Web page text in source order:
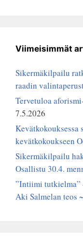
Viimeisimmät
Sikermäkilpailu
raadin
Tervetuloa
7.5.2026
Kevätkokouksessa
kevätkokoukseen
Sikermäkilpailu
Osallistu 30.4.
”Intiimi tutkielma”
Aki Salmelan teos ~